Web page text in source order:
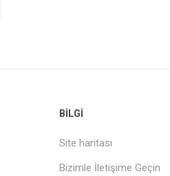
BILGI
Site haritası
Bizimle İletişime Geçin